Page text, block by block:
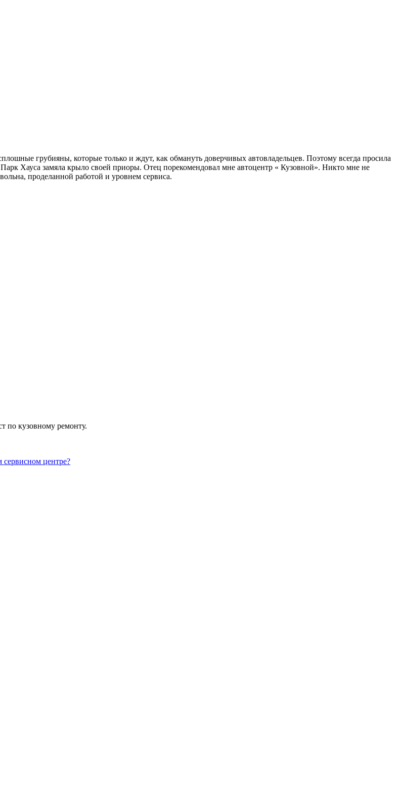
грубияны, которые только и ждут, как обмануть доверчивых автовладельцев. Поэтому всегда просила
Хауса замяла крыло своей приоры. Отец порекомендовал мне автоцентр « Кузовной». Никто мне не
проделанной работой и уровнем сервиса.
по кузовному ремонту.
центре?